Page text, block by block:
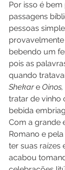
Por isso é
passagens
pessoas
bebendo um
pois as
quando
Shekar e Oinos,
tratar de vinho
bebida
Com a grande
Romano e
ter suas raízes
acabou